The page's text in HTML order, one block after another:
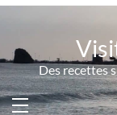
Skip
Des recettes